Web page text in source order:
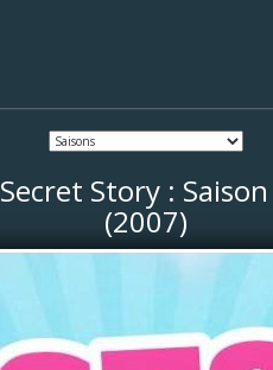
Secret Story :
(2007)